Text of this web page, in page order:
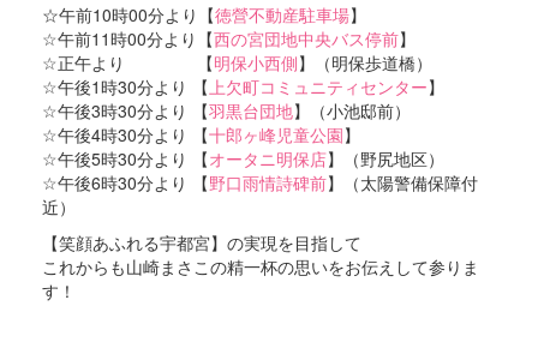
☆午前10時00分より【徳營不動産駐車場】
☆午前11時00分より【西の宮団地中央バス停前】
☆正午より 【明保小西側】（明保歩道橋）
☆午後1時30分より 【 上欠町コミュニティセンター】
☆午後3時30分より 【羽黒台団地】（小池邸前）
☆午後4時30分より 【十郎ヶ峰児童公園】
☆午後5時30分より 【オータニ明保店】（野尻地区）
☆午後6時30分より 【野口雨情詩碑前】（太陽警備保障付
近）
【笑顔あふれる宇都宮】の実現を目指して
これからも山崎まさこの精一杯の思いをお伝えして参りま
す！